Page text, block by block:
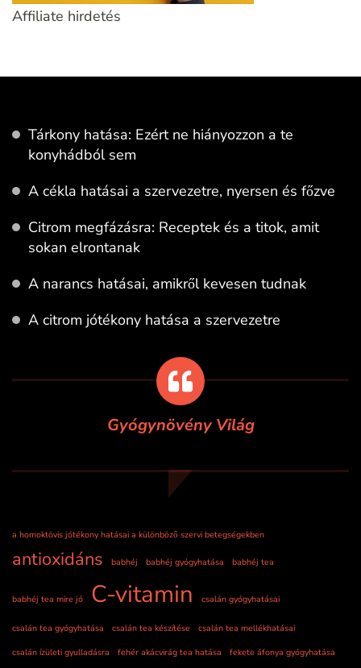
Affiliate hirdetés
Tárkony hatása: Ezért ne hiányozzon a te
konyhádból sem
A cékla hatásai a szervezetre, nyersen és főzve
Citrom megfázásra: Receptek és a titok, amit
sokan elrontanak
A narancs hatásai, amikről kevesen tudnak
A citrom jótékony hatása a szervezetre
Gyógynövény Világ
a homoktövis jótékony hatásai a különböző szervi betegségekben
antioxidáns babhéj babhéj gyógyhatása babhéj tea
babhéj tea mire jó C-vitamin csalán gyógyhatásai
csalán tea gyógyhatása csalán tea készítése
csalán tea mellékhatásai
csalán ízületi gyulladásra
fehér akácvirág tea hatása fekete áfonya gyógyhatása